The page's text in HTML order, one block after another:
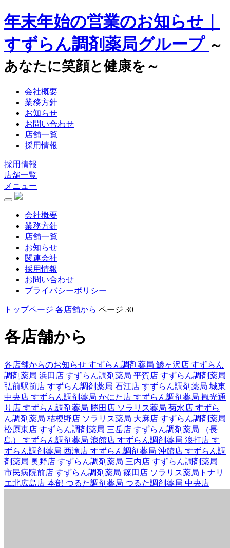
年末年始の営業のお知らせ｜
すずらん調剤薬局グループ ～
あなたに笑顔と健康を～
会社概要
業務方針
お知らせ
お問い合わせ
店舗一覧
採用情報
採用情報
店舗一覧
メニュー
会社概要
業務方針
店舗一覧
お知らせ
関連会社
採用情報
お問い合わせ
プライバシーポリシー
トップページ 各店舗から ページ 30
各店舗から
各店舗からのお知らせ すずらん調剤薬局 鯵ヶ沢店 すずらん
調剤薬局 浜田店 すずらん調剤薬局 平賀店 すずらん調剤薬局
弘前駅前店 すずらん調剤薬局 石江店 すずらん調剤薬局 城東
中央店 すずらん調剤薬局 かにた店 すずらん調剤薬局 観光通
り店 すずらん調剤薬局 勝田店 ソラリス薬局 菊水店 すずら
ん調剤薬局 桔梗野店 ソラリス薬局 大麻店 すずらん調剤薬局
松原東店 すずらん調剤薬局 三岳店 すずらん調剤薬局 （長
島） すずらん調剤薬局 浪館店 すずらん調剤薬局 浪打店 す
ずらん調剤薬局 西滝店 すずらん調剤薬局 沖館店 すずらん調
剤薬局 奥野店 すずらん調剤薬局 三内店 すずらん調剤薬局
市民病院前店 すずらん調剤薬局 篠田店 ソラリス薬局トナリ
エ北広島店 本部 つるた調剤薬局 つるた調剤薬局 中央店